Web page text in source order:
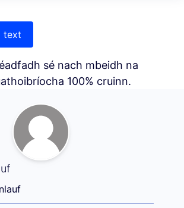
text
sé nach mbeidh na
100% cruinn.
(Jochen Egenlauf)